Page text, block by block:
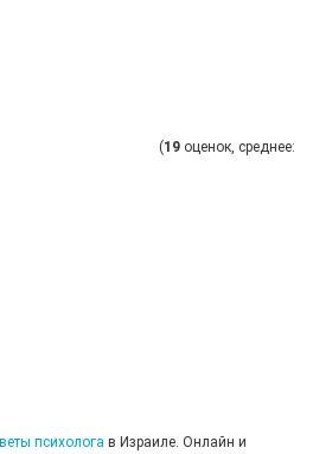
(19 оценок, среднее:
психолога в Израиле. Онлайн и